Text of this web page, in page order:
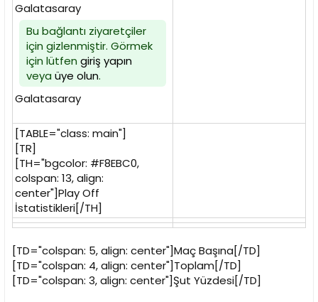
Galatasaray
Bu bağlantı ziyaretçiler
için gizlenmiştir. Görmek
için lütfen giriş yapın
veya üye olun.
Galatasaray
[TABLE="class: main"]
[TR]
[TH="bgcolor: #F8EBC0,
colspan: 13, align:
center"]Play Off
İstatistikleri[/TH]
[TD="colspan: 5, align: center"]Maç Başına[/TD]
[TD="colspan: 4, align: center"]Toplam[/TD]
[TD="colspan: 3, align: center"]Şut Yüzdesi[/TD]